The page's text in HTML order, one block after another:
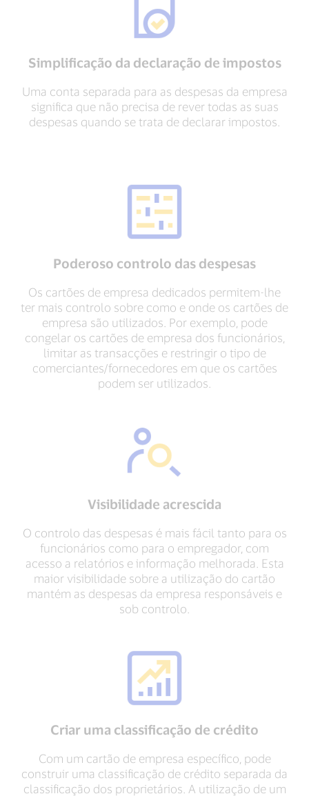
Simplificação da declaração de impostos
Uma conta separada para as despesas da empresa
significa que não precisa de rever todas as suas
despesas quando se trata de declarar impostos.
Poderoso controlo das despesas
Os cartões de empresa dedicados permitem-lhe
ter mais controlo sobre como e onde os cartões de
empresa são utilizados. Por exemplo, pode
congelar os cartões de empresa dos funcionários,
limitar as transacções e restringir o tipo de
comerciantes/fornecedores em que os cartões
podem ser utilizados.
Visibilidade acrescida
O controlo das despesas é mais fácil tanto para os
funcionários como para o empregador, com
acesso a relatórios e informação melhorada. Esta
maior visibilidade sobre a utilização do cartão
mantém as despesas da empresa responsáveis e
sob controlo.
Criar uma classificação de crédito
Com um cartão de empresa específico, pode
construir uma classificação de crédito separada da
classificação dos proprietários. A utilização de um